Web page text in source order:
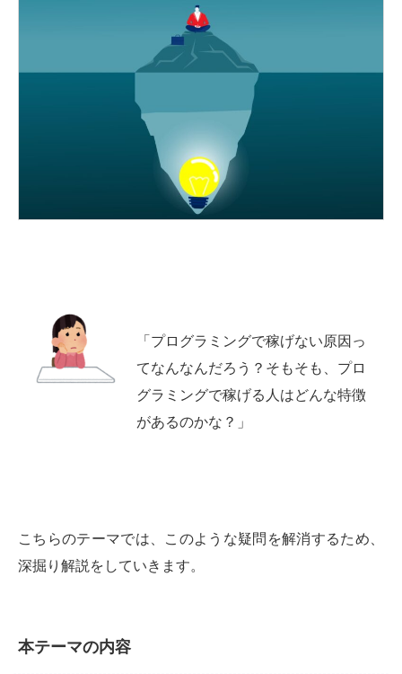
「プログラミングで稼げない原因っ
てなんなんだろう？そもそも、プロ
グラミングで稼げる人はどんな特徴
があるのかな？」
こちらのテーマでは、このような疑問を解消するため、
深掘り解説をしていきます。
本テーマの内容